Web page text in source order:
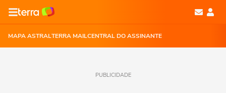
MAPA ASTRALTERRA MAILCENTRAL DO ASSINANTE
PUBLICIDADE